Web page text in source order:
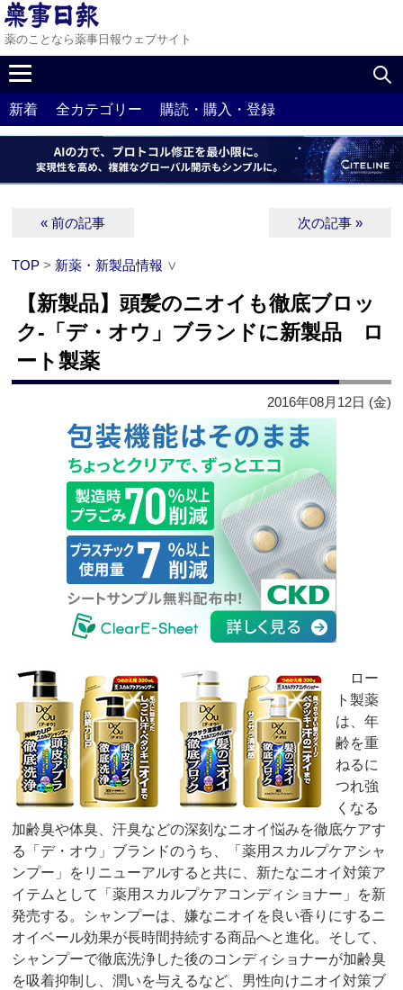
薬のことなら薬事日報ウェブサイト
新着 全カテゴリー 購読・購入・登録
« 前の記事 次の記事 »
TOP > 新薬・新製品情報 ∨
【新製品】頭髪のニオイも徹底ブロッ
ク‐「デ・オウ」ブランドに新製品 ロ
ート製薬
2016年08月12日 (金)
ロー
ト製薬
は、年
齢を重
ねるに
つれ強
くなる
加齢臭や体臭、汗臭などの深刻なニオイ悩みを徹底ケアす
る「デ・オウ」ブランドのうち、「薬用スカルプケアシャ
ンプー」をリニューアルすると共に、新たなニオイ対策ア
イテムとして「薬用スカルプケアコンディショナー」を新
発売する。シャンプーは、嫌なニオイを良い香りにするニ
オイベール効果が長時間持続する商品へと進化。そして、
シャンプーで徹底洗浄した後のコンディショナーが加齢臭
を吸着抑制し、潤いを与えるなど、男性向けニオイ対策ブ